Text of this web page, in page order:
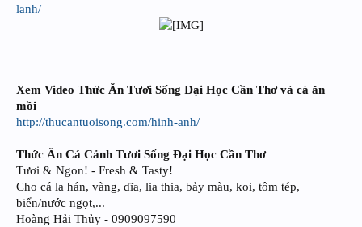
lanh/
Xem Video Thức Ăn Tươi Sống Đại Học Cần Thơ và cá ăn
mồi
http://thucantuoisong.com/hinh-anh/
Thức Ăn Cá Cảnh Tươi Sống Đại Học Cần Thơ
Tươi & Ngon! - Fresh & Tasty!
Cho cá la hán, vàng, dĩa, lia thia, bảy màu, koi, tôm tép,
biển/nước ngọt,...
Hoàng Hải Thủy - 0909097590